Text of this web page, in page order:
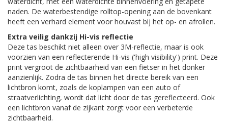
naden. De waterbestendige rolltop-opening aan de bovenkant
heeft een verhard element voor houvast bij het op- en afrollen.
Extra veilig dankzij Hi-vis reflectie
Deze tas beschikt niet alleen over 3M-reflectie, maar is ook
voorzien van een reflecterende Hi-vis ('high visibility') print. Deze
print vergroot de zichtbaarheid van een fietser in het donker
aanzienlijk. Zodra de tas binnen het directe bereik van een
lichtbron komt, zoals de koplampen van een auto of
straatverlichting, wordt dat licht door de tas gereflecteerd. Ook
een lichtbron vanaf de zijkant zorgt voor een verbeterde
zichtbaarheid.